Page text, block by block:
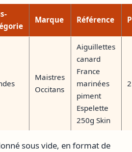
Marque Référence
Maistres
Occitans
Aiguillettes
canard
France
marinées
piment
Espelette
250g Skin
sous vide, en format de